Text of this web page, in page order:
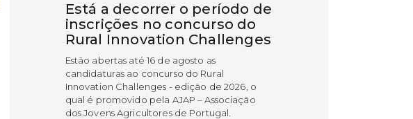
Está a decorrer o período de
inscrições no concurso do
Rural Innovation Challenges
Estão abertas até 16 de agosto as
candidaturas ao concurso do Rural
Innovation Challenges - edição de 2026, o
qual é promovido pela AJAP – Associação
dos Jovens Agricultores de Portugal.